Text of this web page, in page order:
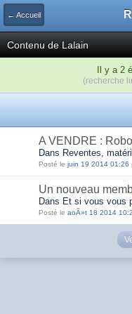
← Accueil
Contenu de Lalain
Il y a 2
(recherche
A VENDRE :
Dans Reventes,
Posté le juin 19 2014 01:26
Un nouveau
Dans Et si vous vous
Posté le aoÃ»t 18 2014